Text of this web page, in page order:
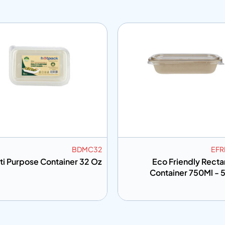
Eco Friendly
Container 750Ml -
BDMC32
Purpose Container 32 Oz